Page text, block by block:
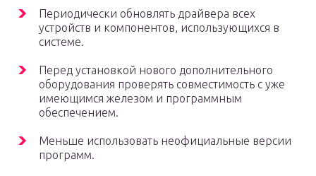
Периодически обновлять драйвера всех
устройств и компонентов, использующихся в
системе.
Перед установкой нового дополнительного
оборудования проверять совместимость с уже
имеющимся железом и программным
обеспечением.
Меньше использовать неофициальные версии
программ.